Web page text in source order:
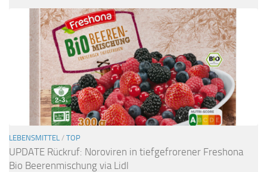
LEBENSMITTEL / TOP
UPDATE Rückruf: Noroviren in tiefgefrorener Freshona
Bio Beerenmischung via Lidl